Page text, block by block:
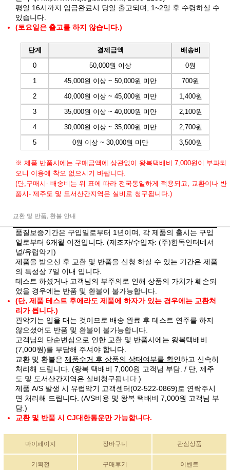
평일 16시까지 입금완료시 당일 출고되며, 1~2일 후 수령하실 수
있습니다.
(토요일은 출고를 하지 않습니다.)
단계 결제금액
배송비
0
50,000원 이상
0원
1
45,000원 이상 ~ 50,000원 미만
700원
2
40,000원 이상 ~ 45,000원 미만
1,400원
3
35,000원 이상 ~ 40,000원 미만
2,100원
4
30,000원 이상 ~ 35,000원 미만
2,700원
5
0원 이상 ~ 30,000원 미만 3,500원
※ 제품 반품시에는 구매금액에 상관없이 왕복택배비 7,000원이 부과되
오니 이용에 착오 없으시기 바랍니다.
(단,구매시- 배송비는 위 표에 따라 전국동일하게 적용되고, 교환이나 반
품시- 제주도 및 도서산간지역은 실비로 청구됩니다.)
교환 및 반품, 환불 안내
품질보증기간은 구입일로부터 1년이며, 각 제품의 출시는 구입
일로부터 6개월 이전입니다. (제조자/수입자: (주)한독인터네셔
널/유럽악기)
제품을 받으신 후 교환 및 반품을 신청 하실 수 있는 기간은 제품
의 특성상 7일 이내 입니다.
테스트 하셨거나 고객님의 부주의로 인해 상품의 가치가 훼손되
었을 경우에는 반품 및 환불이 불가능합니다.
(단, 제품 테스트 후에라도 제품에 하자가 있는 경우에는 교환처
리가 됩니다.)
관악기는 입을 대는 것이므로 배송 완료 후 테스트 연주를 하지
않으셨어도 반품 및 환불이 불가능합니다.
고객님의 단순변심으로 인한 교환 및 반품시에는 왕복택배비
(7,000원)를 부담해 주셔야 합니다.
교환 및 환불은 제품수거 후 상품의 상태여부를 확인하고 신속히
처리해 드립니다. (왕복 택배비 7,000원 고객님 부담. / 단, 제주
도 및 도서산간지역은 실비청구됩니다.)
제품 A/S 발생 시 유럽악기 고객센터(02-522-0869)로 연락주시
면 처리해 드립니다. (A/S비용 및 왕복 택배비 7,000원 고객님 부
담.)
교환 및 반품 시 CJ대한통운만 가능합니다.
마이페이지 장바구니 관심상품
기획전 구매후기 이벤트